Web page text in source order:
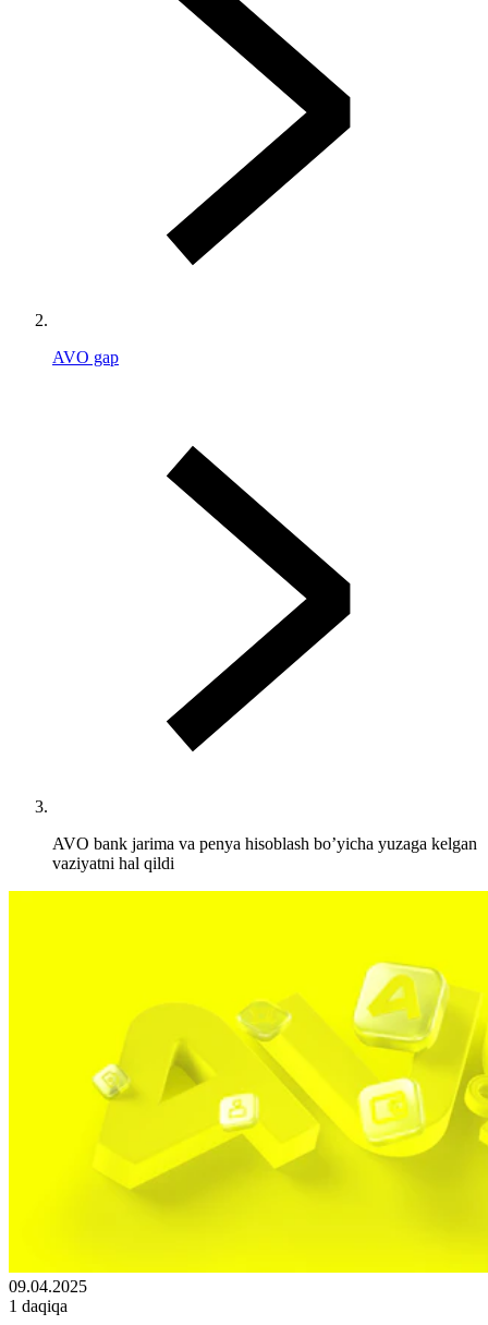
AVO gap
AVO bank jarima va penya hisoblash bo’yicha yuzaga kelgan
vaziyatni hal qildi
09.04.2025
1 daqiqa